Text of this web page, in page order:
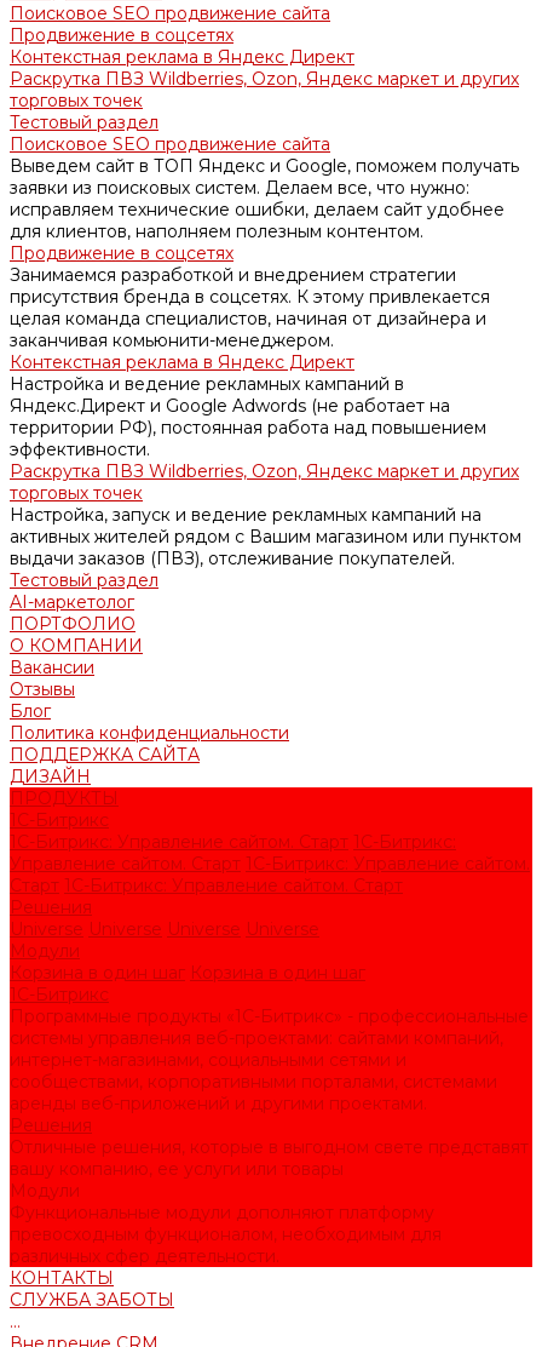
Поисковое SEO продвижение сайта
Продвижение в соцсетях
Контекстная реклама в Яндекс Директ
Раскрутка ПВЗ Wildberries, Ozon, Яндекс маркет и других
торговых точек
Тестовый раздел
Поисковое SEO продвижение сайта
Выведем сайт в ТОП Яндекс и Google, поможем получать
заявки из поисковых систем. Делаем все, что нужно:
исправляем технические ошибки, делаем сайт удобнее
для клиентов, наполняем полезным контентом.
Продвижение в соцсетях
Занимаемся разработкой и внедрением стратегии
присутствия бренда в соцсетях. К этому привлекается
целая команда специалистов, начиная от дизайнера и
заканчивая комьюнити-менеджером.
Контекстная реклама в Яндекс Директ
Настройка и ведение рекламных кампаний в
Яндекс.Директ и Google Adwords (не работает на
территории РФ), постоянная работа над повышением
эффективности.
Раскрутка ПВЗ Wildberries, Ozon, Яндекс маркет и других
торговых точек
Настройка, запуск и ведение рекламных кампаний на
активных жителей рядом с Вашим магазином или пунктом
выдачи заказов (ПВЗ), отслеживание покупателей.
Тестовый раздел
AI-маркетолог
ПОРТФОЛИО
О КОМПАНИИ
Вакансии
Отзывы
Блог
Политика конфиденциальности
ПОДДЕРЖКА САЙТА
ДИЗАЙН
ПРОДУКТЫ
1С-Битрикс
1С-Битрикс: Управление сайтом. Старт 1С-Битрикс:
Управление сайтом. Старт 1С-Битрикс: Управление сайтом.
Старт 1С-Битрикс: Управление сайтом. Старт
Решения
Universe Universe Universe Universe
Модули
Корзина в один шаг Корзина в один шаг
1С-Битрикс
Программные продукты «1С-Битрикс» - профессиональные
системы управления веб-проектами: сайтами компаний,
интернет-магазинами, социальными сетями и
сообществами, корпоративными порталами, системами
аренды веб-приложений и другими проектами.
Решения
Отличные решения, которые в выгодном свете представят
вашу компанию, ее услуги или товары
Модули
Функциональные модули дополняют платформу
превосходным функционалом, необходимым для
различных сфер деятельности.
КОНТАКТЫ
СЛУЖБА ЗАБОТЫ
...